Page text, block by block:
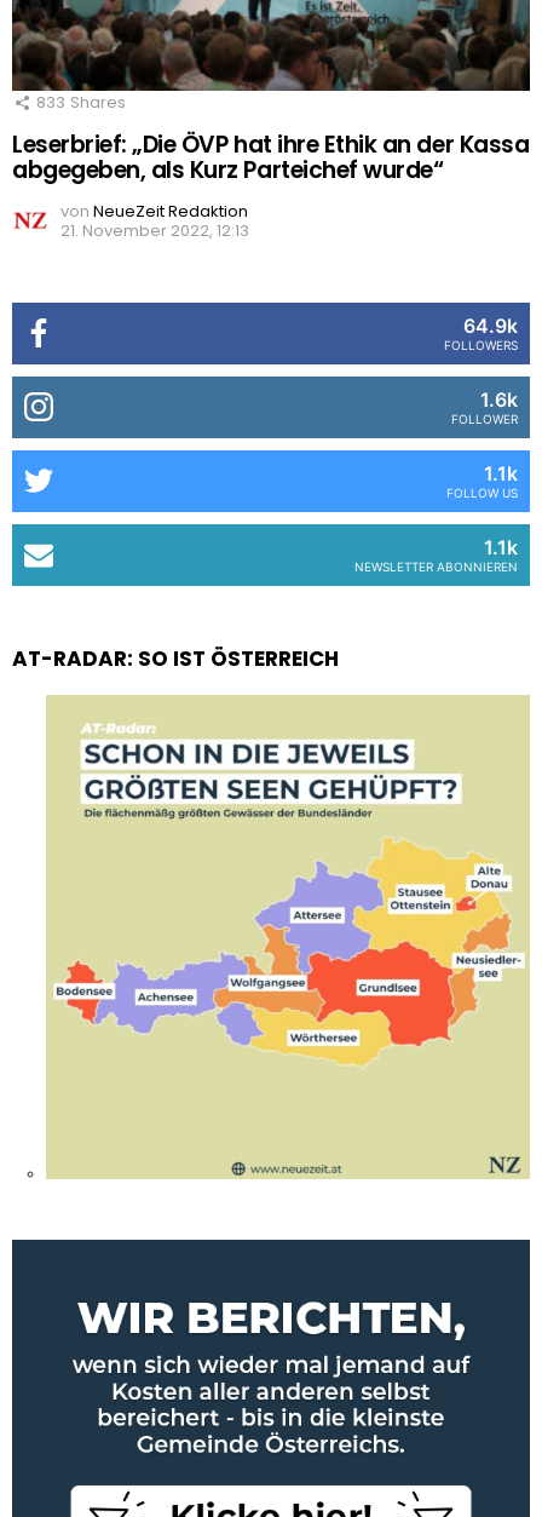
833 Shares
Leserbrief: „Die ÖVP hat ihre Ethik an der Kassa
abgegeben, als Kurz Parteichef wurde“
von NeueZeit Redaktion
21. November 2022, 12:13
64.9k
FOLLOWERS
1.6k
FOLLOWER
1.1k
FOLLOW US
1.1k
NEWSLETTER ABONNIEREN
AT-RADAR: SO IST ÖSTERREICH